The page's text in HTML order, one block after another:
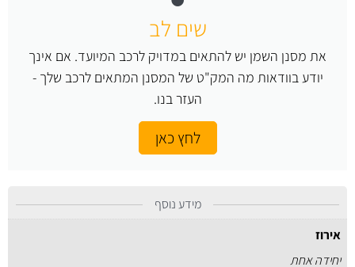
שים לב
את מסנן השמן יש להתאים במדויק לרכב המיועד. אם אינך
יודע בוודאות מה המק"ט של המסנן המתאים לרכב שלך -
העזר בנו.
לחץ כאן
מידע נוסף
אירוז
יחידה אחת